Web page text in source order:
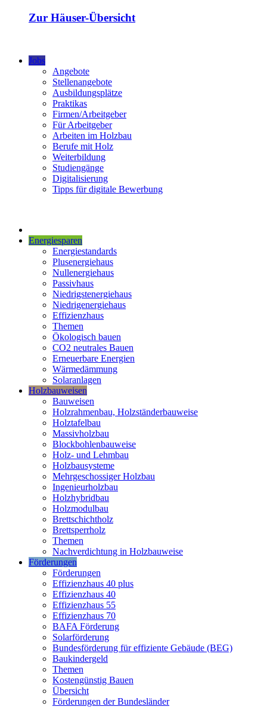
Zur Häuser-Übersicht
Jobs
Angebote
Stellenangebote
Ausbildungsplätze
Praktikas
Firmen/Arbeitgeber
Für Arbeitgeber
Arbeiten im Holzbau
Berufe mit Holz
Weiterbildung
Studiengänge
Digitalisierung
Tipps für digitale Bewerbung
Energiesparen
Energiestandards
Plusenergiehaus
Nullenergiehaus
Passivhaus
Niedrigstenergiehaus
Niedrigenergiehaus
Effizienzhaus
Themen
Ökologisch bauen
CO2 neutrales Bauen
Erneuerbare Energien
Wärmedämmung
Solaranlagen
Holzbauweisen
Bauweisen
Holzrahmenbau, Holzständerbauweise
Holztafelbau
Massivholzbau
Blockbohlenbauweise
Holz- und Lehmbau
Holzbausysteme
Mehrgeschossiger Holzbau
Ingenieurholzbau
Holzhybridbau
Holzmodulbau
Brettschichtholz
Brettsperrholz
Themen
Nachverdichtung in Holzbauweise
Förderungen
Förderungen
Effizienzhaus 40 plus
Effizienzhaus 40
Effizienzhaus 55
Effizienzhaus 70
BAFA Förderung
Solarförderung
Bundesförderung für effiziente Gebäude (BEG)
Baukindergeld
Themen
Kostengünstig Bauen
Übersicht
Förderungen der Bundesländer